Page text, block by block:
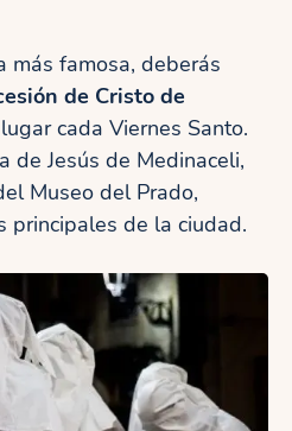
más famosa, deberás
de Cristo de
cada Viernes Santo.
de Jesús de Medinaceli,
Museo del Prado,
principales de la ciudad.